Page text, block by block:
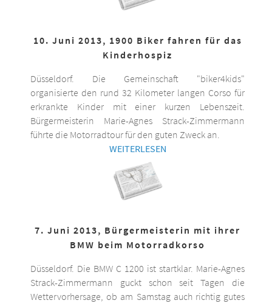
10. Juni 2013, 1900 Biker fahren für das
Kinderhospiz
Düsseldorf. Die Gemeinschaft "biker4kids"
organisierte den rund 32 Kilometer langen Corso für
erkrankte Kinder mit einer kurzen Lebenszeit.
Bürgermeisterin Marie-Agnes Strack-Zimmermann
führte die Motorradtour für den guten Zweck an.
WEITERLESEN
7. Juni 2013, Bürgermeisterin mit ihrer
BMW beim Motorradkorso
Düsseldorf. Die BMW C 1200 ist startklar. Marie-Agnes
Strack-Zimmermann guckt schon seit Tagen die
Wettervorhersage, ob am Samstag auch richtig gutes